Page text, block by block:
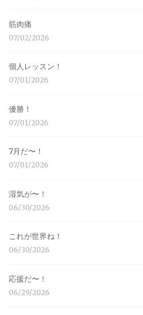
筋肉痛
07/02/2026
個人レッスン！
07/01/2026
優勝！
07/01/2026
7月だ〜！
07/01/2026
湿気が〜！
06/30/2026
これが世界ね！
06/30/2026
応援だ〜！
06/29/2026